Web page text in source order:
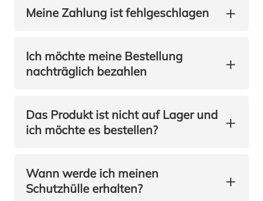
+
Meine Zahlung ist fehlgeschlagen
+
Ich möchte meine Bestellung
nachträglich bezahlen
+
Das Produkt ist nicht auf Lager und
ich möchte es bestellen?
+
Wann werde ich meinen
Schutzhülle erhalten?